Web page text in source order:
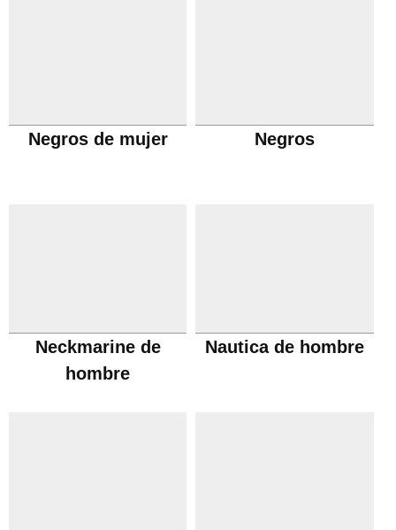
Negros de mujer Negros
Neckmarine de
hombre
Nautica de hombre